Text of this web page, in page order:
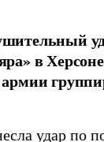
в
удар по